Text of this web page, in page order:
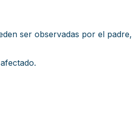
ser observadas por el padre,